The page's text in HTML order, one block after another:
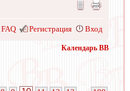
FAQ Регистрация Вход
Календарь ВВ